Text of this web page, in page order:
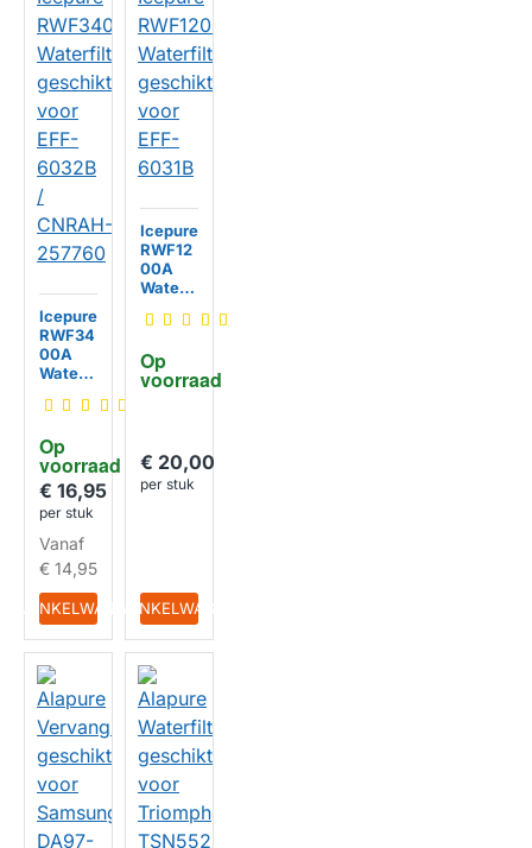
HUISMERK
Op
voorraad
Icepure
RWF34
00A
Waterfi
geschi
EFF-
6032B
/
CNRAH
-
257760
€ 16,95
per stuk
Vanaf
€ 14,95
IN WINKELWAGEN
Op
voorraad
Icepure
RWF12
00A
Waterfi
geschi
EFF-
6031B
€ 20,00
per stuk
IN WINKELWAGEN